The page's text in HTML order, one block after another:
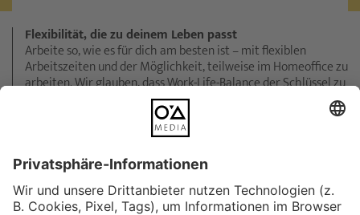
Flexibilität, die zu deinem Leben passt
Arbeite so, wie es für dich am besten ist – mit flexiblen
Arbeitszeiten und der Möglichkeit, teilweise im Homeoffice zu
arbeiten. Wir glauben, dass Work-Life-Balance der Schlüssel zu
Raum für deine Entwicklung
Bei uns stehst du im Mittelpunkt: Ob Weiterbildungen,
Workshops oder spannende Projekte – wir unterstützen dich
dabei, deine Talente zu entfalten und neue Fähigkeiten zu
entdecken.